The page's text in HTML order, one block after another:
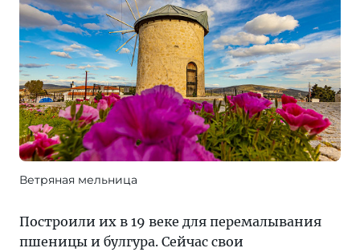
Ветряная мельница
Построили их в 19 веке для перемалывания
пшеницы и булгура. Сейчас свои